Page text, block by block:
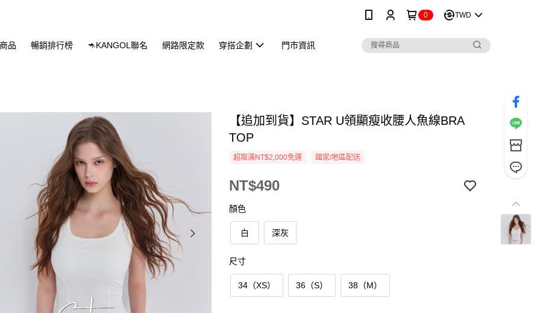
0 TWD
品 暢銷排行榜 🦘KANGOL聯名 網路限定款 穿搭企劃 門市資訊
【追加到貨】STAR U領顯瘦收腰人魚線BRA
TOP
超取滿NT$2,000免運 國家/地區配送
NT$490
顏色
白 深灰
尺寸
34（XS） 36（S） 38（M）